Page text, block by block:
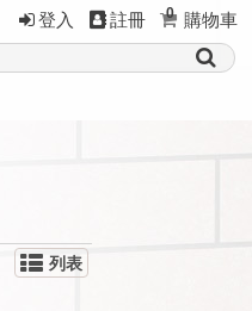
登入 註冊 0 購物車
列表